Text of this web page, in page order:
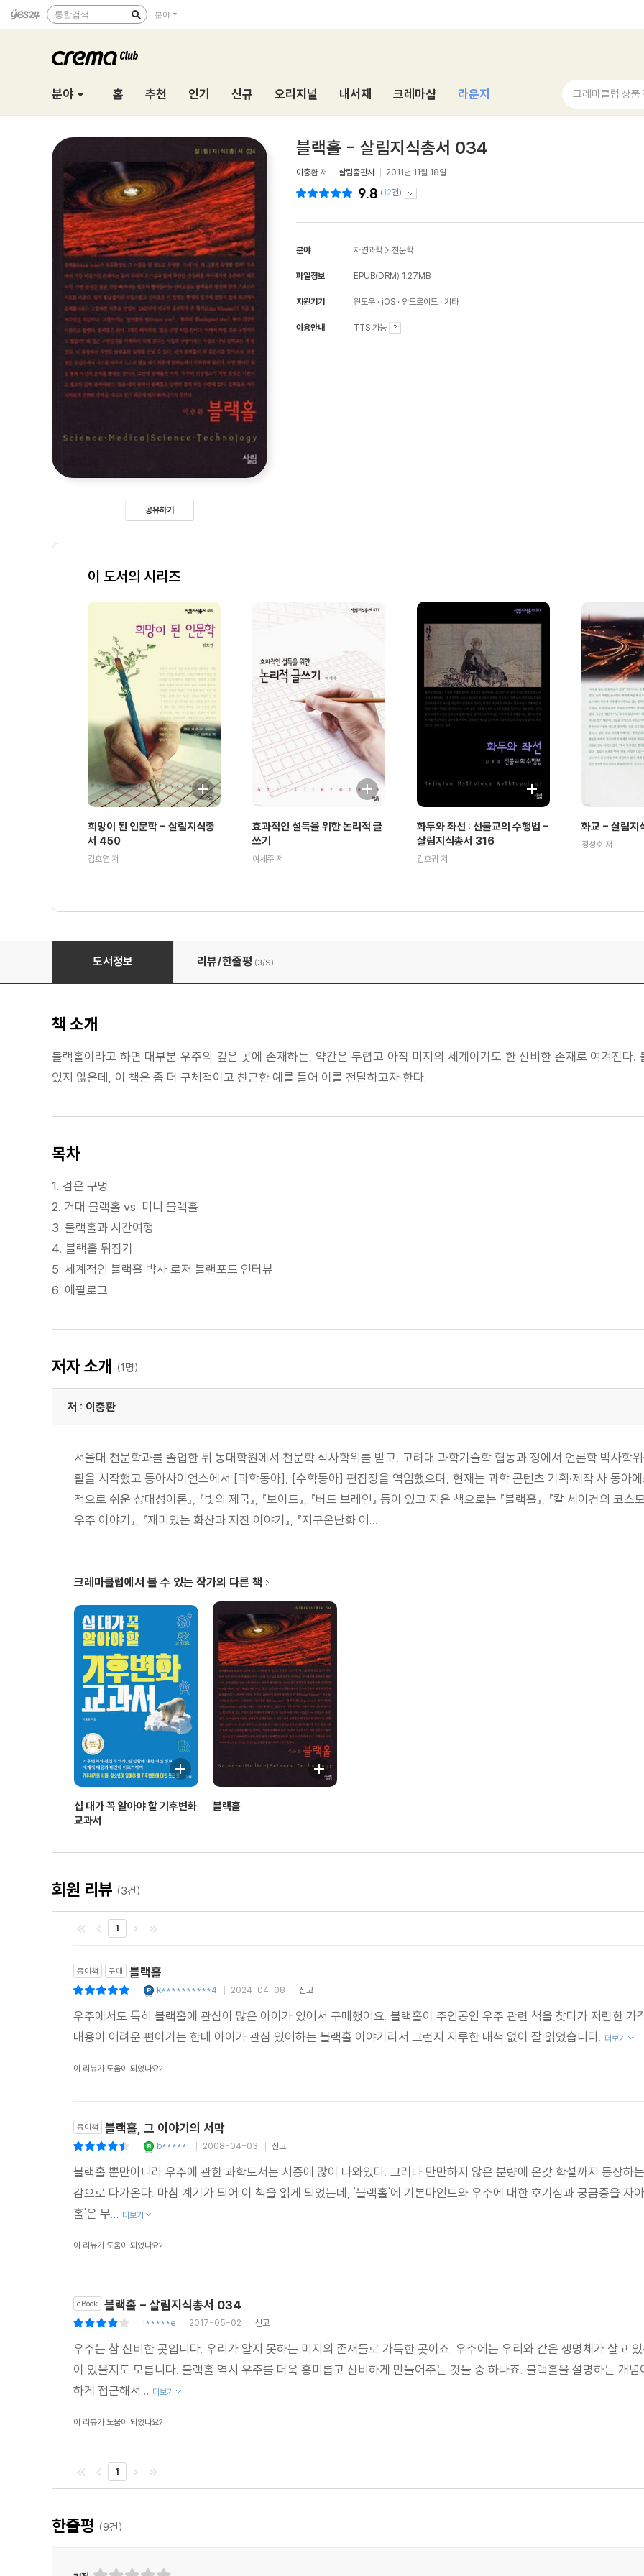
통합검색 분야
분야 홈 추천 인기 신규 오리지널 내서재 크레마샵 라운지 크레마클럽 상품
공유하기
블랙홀 - 살림지식총서 034
이충환 저 살림출판사 2011년 11월 18일
9.8 (12건)
분야 자연과학 > 천문학
파일정보 EPUB(DRM) 1.27MB
지원기기 윈도우 iOS 안드로이드 기타
이용안내 TTS 가능
이 도서의 시리즈
희망이 된 인문학 - 살림지식총
서 450
김호연 저
효과적인 설득을 위한 논리적 글
쓰기
여세주 저
화두와 좌선 : 선불교의 수행법 -
살림지식총서 316
김호귀 저
화교 - 살림
정성호 저
블랙홀 - 살림지식총서 034
도서정보 리뷰/한줄평 (3/9)
책 소개
블랙홀이라고 하면 대부분 우주의 깊은 곳에 존재하는, 약간은 두렵고 아직 미지의 세계이기도 한 신비한 존재로 여겨진다
있지 않은데, 이 책은 좀 더 구체적이고 친근한 예를 들어 이를 전달하고자 한다.
목차
1. 검은 구멍
2. 거대 블랙홀 vs. 미니 블랙홀
3. 블랙홀과 시간여행
4. 블랙홀 뒤집기
5. 세계적인 블랙홀 박사 로저 블랜포드 인터뷰
6. 에필로그
저자 소개 (1명)
저 : 이충환
서울대 천문학과를 졸업한 뒤 동대학원에서 천문학 석사학위를 받고, 고려대 과학기술학 협동과 정에서 언론학 박사학
활을 시작했고 동아사이언스에서 [과학동아], [수학동아] 편집장을 역임했으며, 현재는 과학 콘텐츠 기획·제작 사 동아
적으로 쉬운 상대성이론』, 『빛의 제국』, 『보이드』, 『버드 브레인』 등이 있고 지은 책으로는 『블랙홀』, 『칼 세이건의 코
우주 이야기』, 『재미있는 화산과 지진 이야기』, 『지구온난화 어...
크레마클럽에서 볼 수 있는 작가의 다른 책
십 대가 꼭 알아야 할 기후변화
교과서
블랙홀
회원 리뷰 (3건)
1
종이책 구매 블랙홀
k**********4 2024-04-08 신고
우주에서도 특히 블랙홀에 관심이 많은 아이가 있어서 구매했어요. 블랙홀이 주인공인 우주 관련 책을 찾다가 저렴한
내용이 어려운 편이기는 한데 아이가 관심 있어하는 블랙홀 이야기라서 그런지 지루한 내색 없이 잘 읽었습니다. 더보기
이 리뷰가 도움이 되었나요?
종이책 블랙홀, 그 이야기의 서막
b*****i 2008-04-03 신고
블랙홀 뿐만아니라 우주에 관한 과학도서는 시중에 많이 나와있다. 그러나 만만하지 않은 분량에 온갖 학설까지 등장하
감으로 다가온다. 마침 계기가 되어 이 책을 읽게 되었는데, '블랙홀'에 기본마인드와 우주에 대한 호기심과 궁금증을 자
홀'은 무... 더보기
이 리뷰가 도움이 되었나요?
eBook 블랙홀 - 살림지식총서 034
l*****e 2017-05-02 신고
우주는 참 신비한 곳입니다. 우리가 알지 못하는 미지의 존재들로 가득한 곳이죠. 우주에는 우리와 같은 생명체가 살고
이 있을지도 모릅니다. 블랙홀 역시 우주를 더욱 흥미롭고 신비하게 만들어주는 것들 중 하나죠. 블랙홀을 설명하는 개
하게 접근해서... 더보기
이 리뷰가 도움이 되었나요?
1
한줄평 (9건)